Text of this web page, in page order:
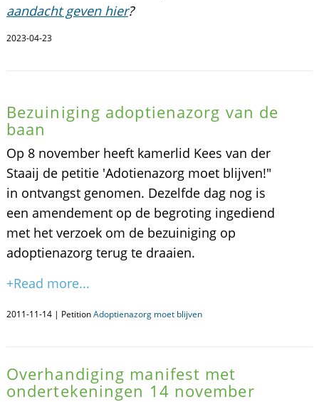
aandacht geven hier?
2023-04-23
Bezuiniging adoptienazorg van de
baan
Op 8 november heeft kamerlid Kees van der
Staaij de petitie 'Adotienazorg moet blijven!"
in ontvangst genomen. Dezelfde dag nog is
een amendement op de begroting ingediend
met het verzoek om de bezuiniging op
adoptienazorg terug te draaien.
+Read more...
2011-11-14 | PetitionAdoptienazorg moet blijven
Overhandiging manifest met
ondertekeningen 14 november